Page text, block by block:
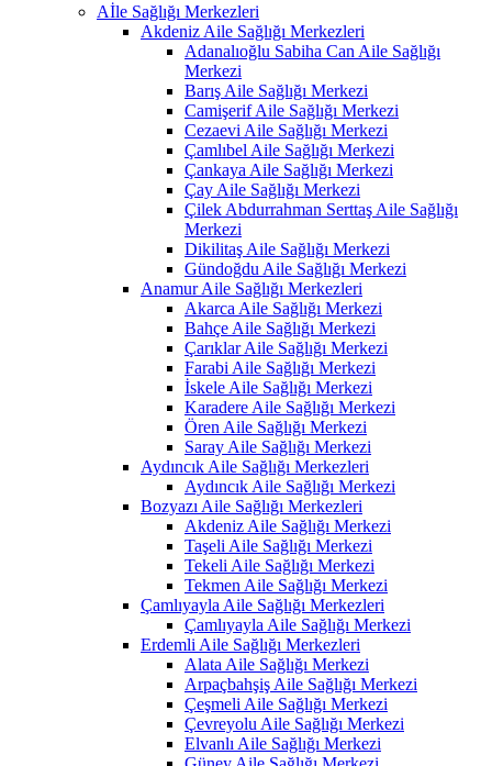
Aİle Sağlığı Merkezleri
Akdeniz Aile Sağlığı Merkezleri
Adanalıoğlu Sabiha Can Aile Sağlığı
Merkezi
Barış Aile Sağlığı Merkezi
Camişerif Aile Sağlığı Merkezi
Cezaevi Aile Sağlığı Merkezi
Çamlıbel Aile Sağlığı Merkezi
Çankaya Aile Sağlığı Merkezi
Çay Aile Sağlığı Merkezi
Çilek Abdurrahman Serttaş Aile Sağlığı
Merkezi
Dikilitaş Aile Sağlığı Merkezi
Gündoğdu Aile Sağlığı Merkezi
Anamur Aile Sağlığı Merkezleri
Akarca Aile Sağlığı Merkezi
Bahçe Aile Sağlığı Merkezi
Çarıklar Aile Sağlığı Merkezi
Farabi Aile Sağlığı Merkezi
İskele Aile Sağlığı Merkezi
Karadere Aile Sağlığı Merkezi
Ören Aile Sağlığı Merkezi
Saray Aile Sağlığı Merkezi
Aydıncık Aile Sağlığı Merkezleri
Aydıncık Aile Sağlığı Merkezi
Bozyazı Aile Sağlığı Merkezleri
Akdeniz Aile Sağlığı Merkezi
Taşeli Aile Sağlığı Merkezi
Tekeli Aile Sağlığı Merkezi
Tekmen Aile Sağlığı Merkezi
Çamlıyayla Aile Sağlığı Merkezleri
Çamlıyayla Aile Sağlığı Merkezi
Erdemli Aile Sağlığı Merkezleri
Alata Aile Sağlığı Merkezi
Arpaçbahşiş Aile Sağlığı Merkezi
Çeşmeli Aile Sağlığı Merkezi
Çevreyolu Aile Sağlığı Merkezi
Elvanlı Aile Sağlığı Merkezi